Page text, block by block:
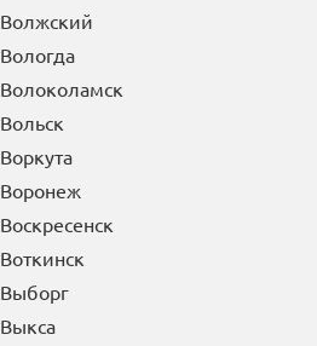
Волжский
Вологда
Волоколамск
Вольск
Воркута
Воронеж
Воскресенск
Воткинск
Выборг
Выкса